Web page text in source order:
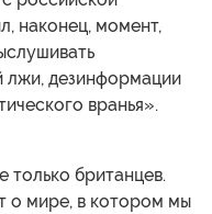
наконец, момент,
лжи, дезинформации
вранья».
только британцев.
о мире, в котором мы